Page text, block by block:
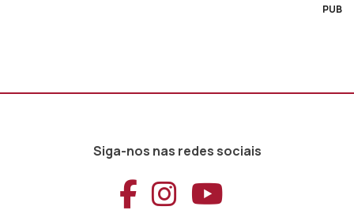
PUB
Siga-nos nas redes sociais
Aceder ao
Aceder ao
Aceder